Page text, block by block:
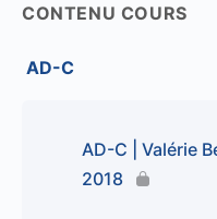
CONTENU COURS
AD-C
AD-C | Valérie
2018